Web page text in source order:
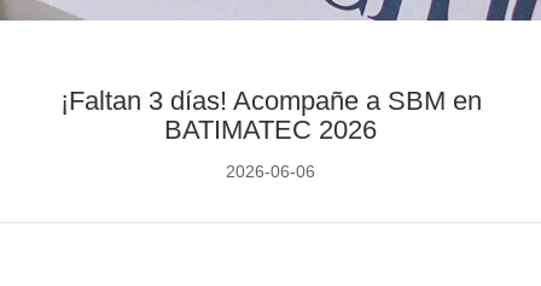
¡Faltan 3 días! Acompañe a SBM en
BATIMATEC 2026
2026-06-06